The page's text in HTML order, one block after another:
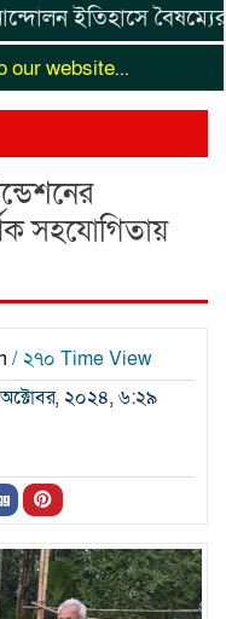
ইতিহাসে বৈষম্যের
সহযোগিতায়
/ ২৭০ Time View
২০২৪, ৬:২৯